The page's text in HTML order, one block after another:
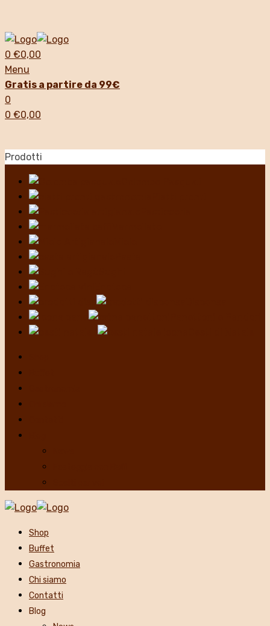
0 €0,00
Menu
Gratis a partire da 99€
0
0 €0,00
Prodotti
Shop
Buffet
Gastronomia
Chi siamo
Contatti
Blog